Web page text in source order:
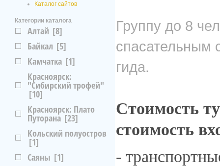
Каталог сайтов
Категории каталога
Алтай [8]
Байкал [5]
Камчатка [1]
Красноярск:
"Сибирский трофей"
[10]
Красноярск: Плато
Путорана [23]
Кольский полуостров
[1]
Саяны [1]
Группу до 8
спасательным
гида.
Стоимость
стоимость
-